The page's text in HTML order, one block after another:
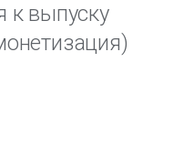
к выпуску